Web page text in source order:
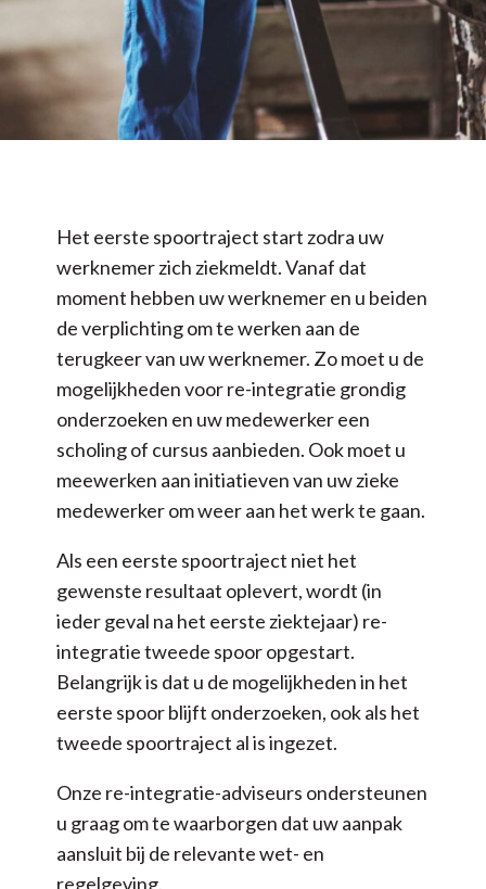
Het eerste spoortraject start zodra uw
werknemer zich ziekmeldt. Vanaf dat
moment hebben uw werknemer en u beiden
de verplichting om te werken aan de
terugkeer van uw werknemer. Zo moet u de
mogelijkheden voor re-integratie grondig
onderzoeken en uw medewerker een
scholing of cursus aanbieden. Ook moet u
meewerken aan initiatieven van uw zieke
medewerker om weer aan het werk te gaan.
Als een eerste spoortraject niet het
gewenste resultaat oplevert, wordt (in
ieder geval na het eerste ziektejaar) re-
integratie tweede spoor opgestart.
Belangrijk is dat u de mogelijkheden in het
eerste spoor blijft onderzoeken, ook als het
tweede spoortraject al is ingezet.
Onze re-integratie-adviseurs ondersteunen
u graag om te waarborgen dat uw aanpak
aansluit bij de relevante wet- en
regelgeving.